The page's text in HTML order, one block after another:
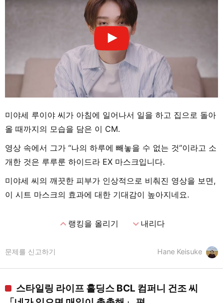
미야세 루이야 씨가 아침에 일어나서 일을 하고 집으로 돌아
올 때까지의 모습을 담은 이 CM.
영상 속에서 그가 “나의 하루에 빼놓을 수 없는 것”이라고 소
개한 것은 루루룬 하이드라 EX 마스크입니다.
미야세 씨의 깨끗한 피부가 인상적으로 비춰진 영상을 보면,
이 시트 마스크의 효과에 대한 기대감이 높아지네요.
expand_less랭킹을 올리기 expand_more내리다
Hane Keisuke
문제를 신고하기
스타일링 라이프 홀딩스 BCL 컴퍼니 건조 씨